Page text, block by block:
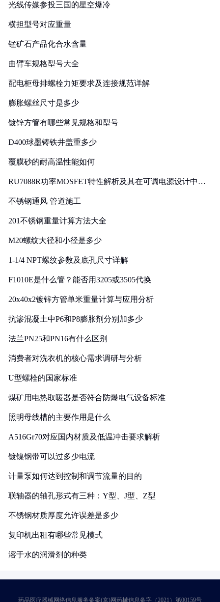
光线传媒参投三国的星空爆冷
横担型号对应重量
锰矿石产品化合水含量
曲臂车规格型号大全
配电柜母排螺栓力矩要求及连接规范详解
膨胀螺丝尺寸是多少
镀锌方管有哪些常见规格和型号
D400球墨铸铁井盖重多少
覆膜砂的耐高温性能如何
RU7088R功率MOSFET特性解析及其在可调电源设计中的
不锈钢通风 管道施工
201不锈钢重量计算方法大全
M20螺纹大径和小径是多少
1-1/4 NPT螺纹参数及底孔尺寸详解
F1010E是什么管？能否用3205或3505代换
20x40x2镀锌方管单米重量计算与应用分析
抗渗混凝土中P6和P8膨胀剂分别加多少
法兰PN25和PN16有什么区别
消费者对洗衣机的核心需求调研与分析
U型螺栓的国家标准
煤矿用电热取暖器是否符合防爆电气设备标准
照明母线槽的主要作用是什么
A516Gr70对应国内材质及低温冲击要求解析
镀镍钢带可以过多少电流
计量泵如何达到控制和调节流量的目的
联轴器的轴孔形式有三种：Y型、J型、Z型
不锈钢材质厚度允许误差是多少
复印机出租有哪些常见模式
溶于水的润滑剂的种类
药品医疗器械网络信息服务备案(京)网药械信息备字（2021）第00159号